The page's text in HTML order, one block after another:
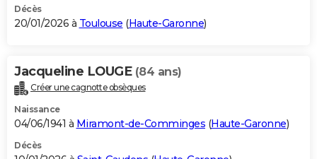
Décès
20/01/2026 à Toulouse (Haute-Garonne)
Jacqueline LOUGE (84 ans)
Créer une cagnotte obsèques
Naissance
04/06/1941 à Miramont-de-Comminges (Haute-Garonne)
Décès